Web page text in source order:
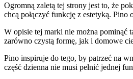
Ogromną zaletą tej strony jest to, że
chcą połączyć funkcję z estetyką.
W opisie tej marki nie można pominąć
zarówno czystą formę, jak i domowe
Pino inspiruje do tego, by patrzeć na
część dzienna nie musi pełnić jednej